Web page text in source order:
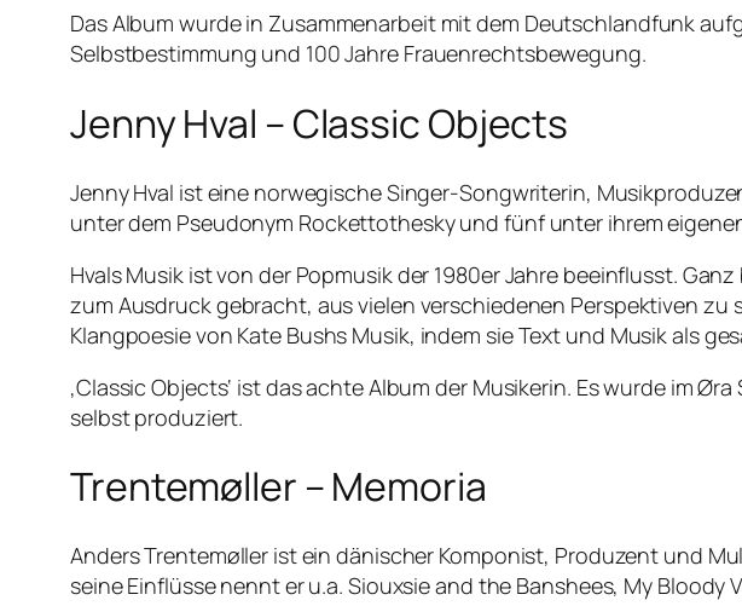
Das Album wurde in Zusammenarbeit mit dem Deutschlandfunk
Selbstbestimmung und 100 Jahre Frauenrechtsbewegung.
Jenny Hval – Classic Objects
Jenny Hval ist eine norwegische Singer-Songwriterin,
unter dem Pseudonym Rockettothesky und fünf unter ihrem
Hvals Musik ist von der Popmusik der 1980er Jahre beeinflusst.
zum Ausdruck gebracht, aus vielen verschiedenen Perspektiven zu
Klangpoesie von Kate Bushs Musik, indem sie Text und Musik als
‚Classic Objects‘ ist das achte Album der Musikerin. Es wurde im
selbst produziert.
Trentemøller – Memoria
Anders Trentemøller ist ein dänischer Komponist, Produzent und
seine Einflüsse nennt er u.a. Siouxsie and the Banshees, My